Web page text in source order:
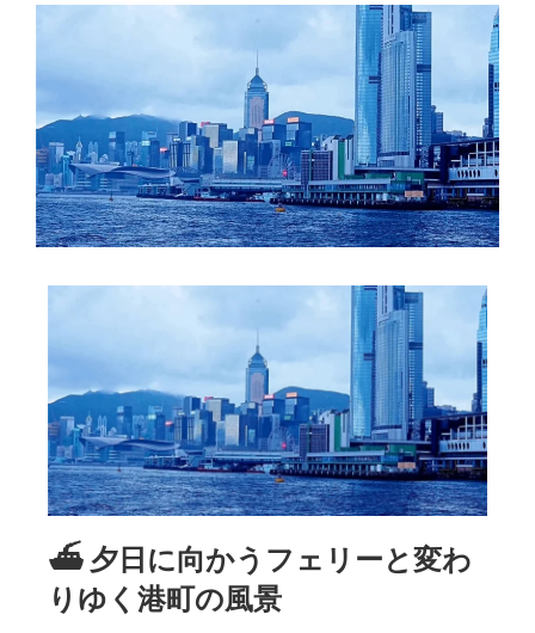
⛴️ 夕日に向かうフェリーと変わ
りゆく港町の風景